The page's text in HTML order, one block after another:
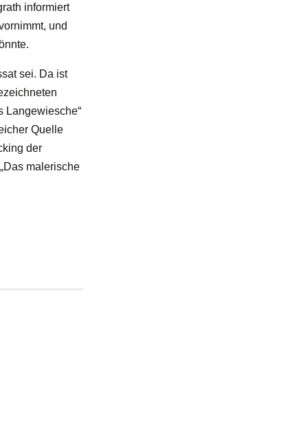
informiert
und
sei. Da ist
Langewiesche“
Quelle
der
malerische